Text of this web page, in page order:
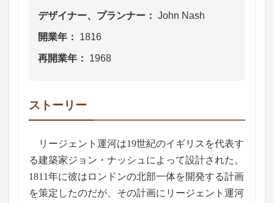
デザイナー、プランナー John Nash
開業年 1816
再開業年 1968
ストーリー
リージェント運河は19世紀のイギリスを代表す
る建築家ジョン・ナッシュによって設計された。
1811年に彼はロンドンの北部一体を開発する計画
を策定したのだが、その計画にリージェント運河